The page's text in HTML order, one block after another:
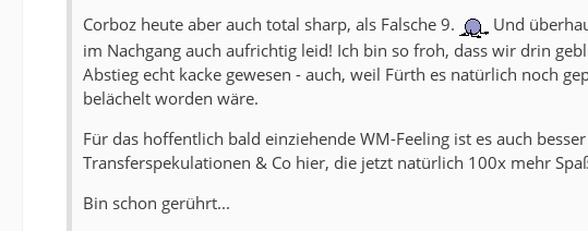
Corboz heute aber auch total sharp, als Falsche 9.
Und
im Nachgang auch aufrichtig leid! Ich bin so froh, dass wir drin
Abstieg echt kacke gewesen - auch, weil Fürth es natürlich noch
belächelt worden wäre.
Für das hoffentlich bald einziehende WM-Feeling ist es auch
Transferspekulationen & Co hier, die jetzt natürlich 100x mehr
Bin schon gerührt...